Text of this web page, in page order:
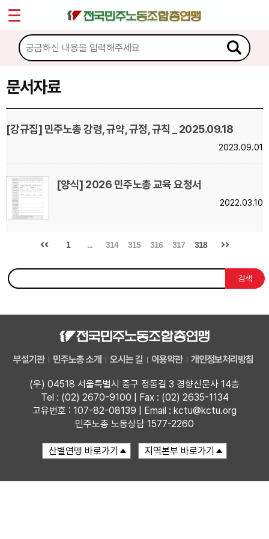
문서자료
[강규집] 민주노총 강령, 규약, 규정, 규칙 _ 2025.09.18
2023.09.01
[양식] 2026 민주노총 교육 요청서
2022.03.10
1 ... 314 315 316 317 318
검색
부설기관 민주노총 소개 오시는 길 이용약관 개인정보처리방침
(우) 04518 서울특별시 중구 정동길 3 경향신문사 14층
Tel : (02) 2670-9100 | Fax : (02) 2635-1134
고유번호 : 107-82-08139 | Email : kctu@kctu.org
민주노총 노동상담 1577-2260
마이페이지
소개
소식
문서자료
이미지자료
부설기관
Sketchbook5, 스케치북5
Sketchbook5, 스케치북5